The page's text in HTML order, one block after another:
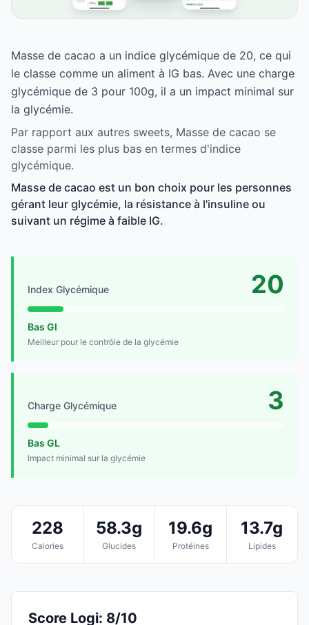
Masse de cacao a un indice glycémique de 20, ce qui
le classe comme un aliment à IG bas. Avec une charge
glycémique de 3 pour 100g, il a un impact minimal sur
la glycémie.
Par rapport aux autres sweets, Masse de cacao se
classe parmi les plus bas en termes d'indice
glycémique.
Masse de cacao est un bon choix pour les personnes
gérant leur glycémie, la résistance à l'insuline ou
suivant un régime à faible IG.
Index Glycémique 20
Bas GI
Meilleur pour le contrôle de la glycémie
Charge Glycémique 3
Bas GL
Impact minimal sur la glycémie
228
Calories
58.3g
Glucides
19.6g
Protéines
13.7g
Lipides
Score Logi: 8/10